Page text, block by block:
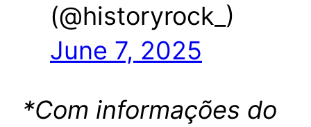
(@historyrock_)
June 7, 2025
*Com informações do